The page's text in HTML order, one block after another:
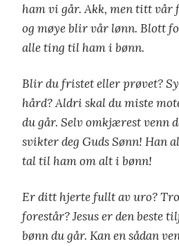
ham vi går. Akk, men titt vår
og møye blir vår lønn. Blott
alle ting til ham i bønn.
Blir du fristet eller prøvet?
hård? Aldri skal du miste
du går. Selv omkjærest venn
svikter deg Guds Sønn! Han
tal til ham om alt i bønn!
Er ditt hjerte fullt av uro?
forestår? Jesus er den beste
bønn du går. Kan en sådan